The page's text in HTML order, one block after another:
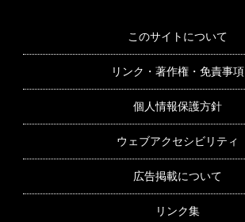
このサイトについて
リンク・著作権・免責事項
個人情報保護方針
ウェブアクセシビリティ
広告掲載について
リンク集